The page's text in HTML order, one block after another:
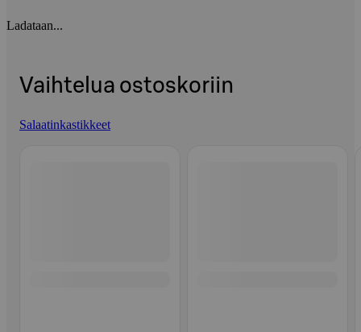
Ladataan...
Vaihtelua ostoskoriin
Salaatinkastikkeet